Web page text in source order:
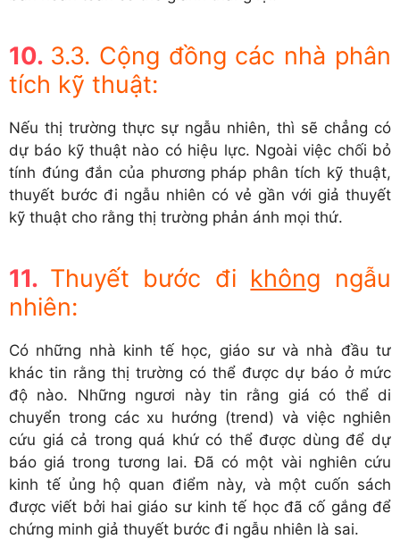
3.3. Cộng đồng các nhà phân
tích kỹ thuật:
Nếu thị trường thực sự ngẫu nhiên, thì sẽ chẳng có
dự báo kỹ thuật nào có hiệu lực. Ngoài việc chối bỏ
tính đúng đắn của phương pháp phân tích kỹ thuật,
thuyết bước đi ngẫu nhiên có vẻ gần với giả thuyết
kỹ thuật cho rằng thị trường phản ánh mọi thứ.
Thuyết bước đi không ngẫu
nhiên:
Có những nhà kinh tế học, giáo sư và nhà đầu tư
khác tin rằng thị trường có thể được dự báo ở mức
độ nào. Những ngươi này tin rằng giá có thể di
chuyển trong các xu hướng (trend) và việc nghiên
cứu giá cả trong quá khứ có thể được dùng để dự
báo giá trong tương lai. Đã có một vài nghiên cứu
kinh tế ủng hộ quan điểm này, và một cuốn sách
được viết bởi hai giáo sư kinh tế học đã cố gắng để
chứng minh giả thuyết bước đi ngẫu nhiên là sai.